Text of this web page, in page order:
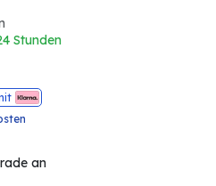
Stunden
an